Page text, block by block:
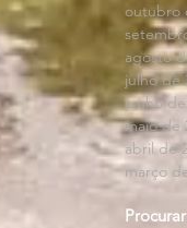
outubro
agosto
julho de
junho
maio de
abril de
março